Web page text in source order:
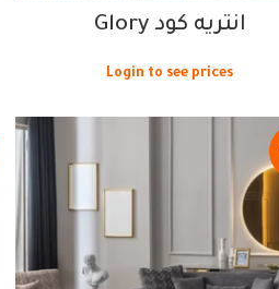
انتريه كود Glory
Login to see prices